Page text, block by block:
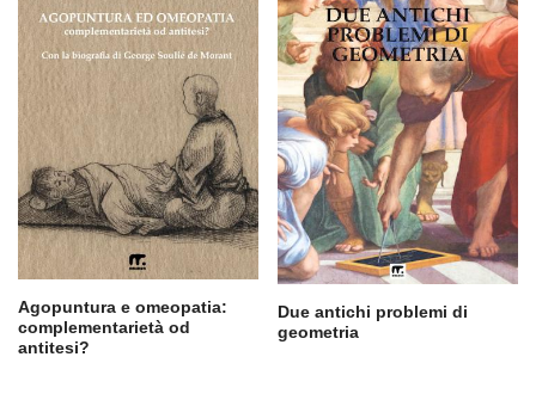
Agopuntura e omeopatia:
complementarietà od
antitesi?
Due antichi problemi di
geometria